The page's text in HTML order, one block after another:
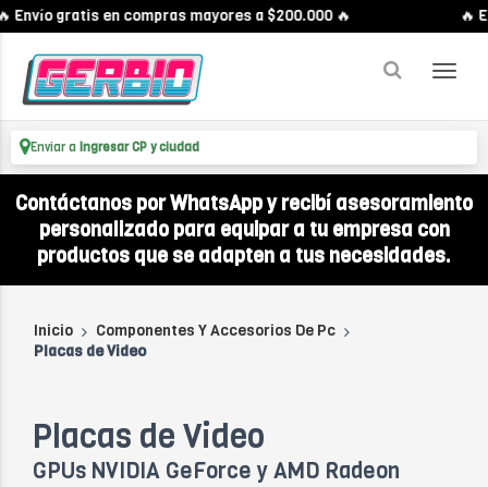
gratis en compras mayores a $200.000 🔥 🔥
Enviar a Ingresar CP y ciudad
Contáctanos por WhatsApp y recibí asesoramiento
personalizado para equipar a tu empresa con
productos que se adapten a tus necesidades.
Inicio
Componentes Y Accesorios De Pc
Placas de Video
Placas de Video
GPUs NVIDIA GeForce y AMD Radeon